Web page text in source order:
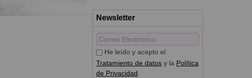
Newsletter
He leído y acepto el
Tratamiento de datosy la Política
de Privacidad